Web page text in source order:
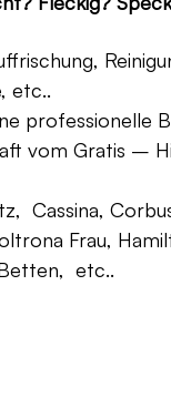
etc..
professionelle
vom Gratis –
Cassina,
Frau,
etc..
– Fr.